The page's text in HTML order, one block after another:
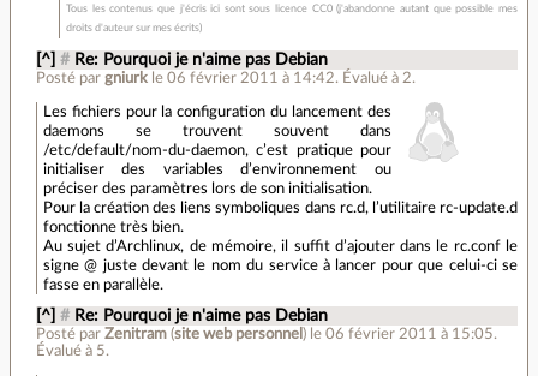
Tous les contenus que j'écris ici sont sous licence CC0 (j'abandonne autant que possible mes
droits d'auteur sur mes écrits)
[^] # Re: Pourquoi je n'aime pas Debian
Posté par gniurk le 06 février 2011 à 14:42.Évalué à 2.
Les fichiers pour la configuration du lancement des
daemons se trouvent souvent dans
/etc/default/nom-du-daemon, c’est pratique pour
initialiser des variables d’environnement ou
préciser des paramètres lors de son initialisation.
Pour la création des liens symboliques dans rc.d, l’utilitaire rc-update.d
fonctionne très bien.
Au sujet d’Archlinux, de mémoire, il suffit d’ajouter dans le rc.conf le
signe @ juste devant le nom du service à lancer pour que celui-ci se
fasse en parallèle.
[^] # Re: Pourquoi je n'aime pas Debian
Posté par Zenitram(site web personnel ) le 06 février 2011 à 15:05.
Évalué à 5.